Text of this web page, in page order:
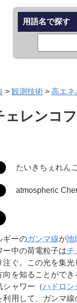
用語名で探す
> 観測技術 > 高エネ
ェレンコ
たいきちぇれん
atmospheric
ギーのガンマ線が地
ー中の荷電粒子はチ
注ぐ。この光を集光
向を知ることがで
シャワー（ハドロン
利用して、ガンマ線